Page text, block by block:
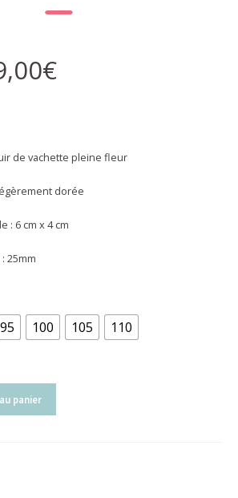
€
de vachette pleine fleur
dorée
: 6 cm x 4 cm
25mm
95 100 105 110
panier